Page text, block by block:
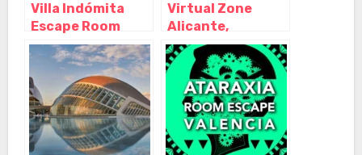
Villa Indómita
Escape Room
Alicante,
Alicante
(Alacant) –
Alicante
Virtual Zone
Alicante,
Alicante
(Alacant) –
Alicante